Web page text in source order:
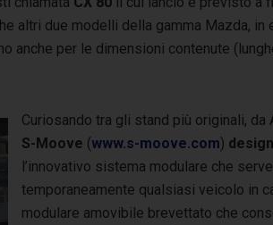
altri due modelli della gamma Mazda, in
anche per le dimensioni contenute
Curiosando tra gli stand più originali, da
S-Moove (www.s-moove.com)
l’innovativo sistema modulare che
temporaneamente qualsiasi veicolo in
modulare amovibile brevettato che